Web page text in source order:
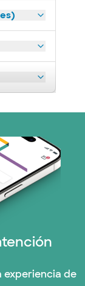
experiencia de